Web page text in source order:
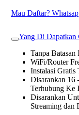
Mau Daftar?
Yang Di Dapatkan
Tanpa
WiFi/Router
Instalasi Gratis
Disarankan 16
Terhubung Ke
Disarankan
Streaming dan